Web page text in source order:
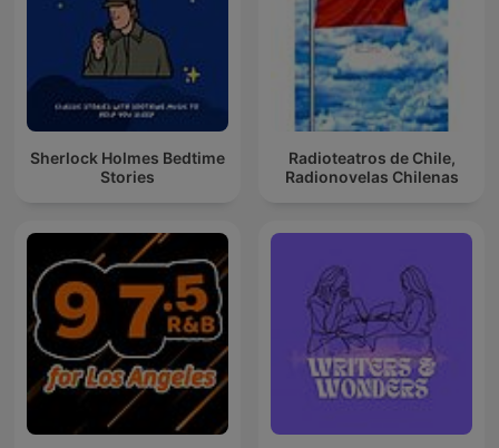
Sherlock Holmes Bedtime
Stories
Radioteatros de Chile,
Radionovelas Chilenas